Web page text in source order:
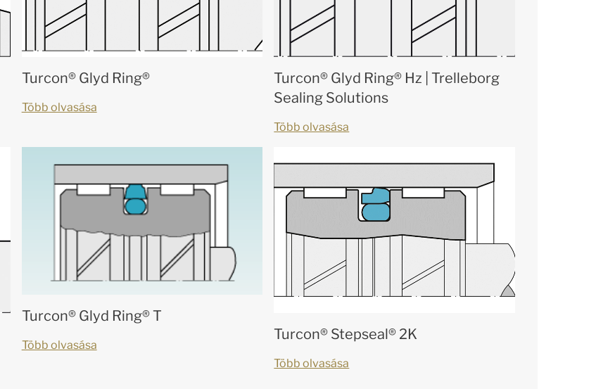
Turcon® Glyd Ring®
Több olvasása
Turcon® Glyd Ring® Hz | Trelleborg
Sealing Solutions
Több olvasása
Turcon® Glyd Ring® T
Több olvasása
Turcon® Stepseal® 2K
Több olvasása